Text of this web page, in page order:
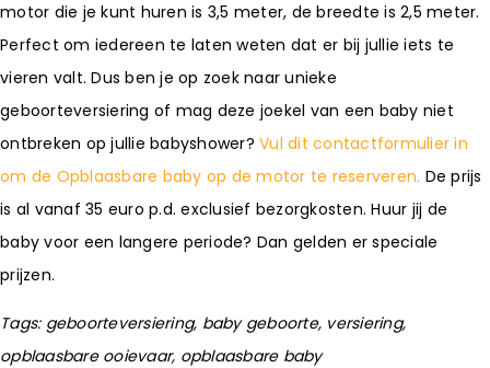
motor die je kunt huren is 3,5 meter, de breedte is 2,5 meter.
Perfect om iedereen te laten weten dat er bij jullie iets te
vieren valt. Dus ben je op zoek naar unieke
geboorteversiering of mag deze joekel van een baby niet
ontbreken op jullie babyshower? Vul dit contactformulier in
om de Opblaasbare baby op de motor te reserveren. De prijs
is al vanaf 35 euro p.d. exclusief bezorgkosten. Huur jij de
baby voor een langere periode? Dan gelden er speciale
prijzen.
Tags: geboorteversiering, baby geboorte, versiering,
opblaasbare ooievaar, opblaasbare baby